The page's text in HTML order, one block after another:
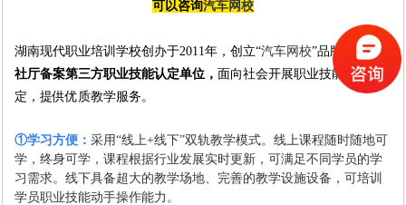
可以咨询汽车网校
湖南现代职业培训学校创办于2011年，创立“汽车网校”品牌， 是人
社厅备案第三方职业技能认定单位， 面向社会开展职业技能等级认
定 ，提供优质教学服务。
①学习方便： 采用“线上+线下”双轨教学模式。线上课程随时随地可
学，终身可学，课程根据行业发展实时更新，可满足不同学员的学
习需求。线下具备超大的教学场地、完善的教学设施设备， 可培训
学员职业技能动手操作能力。